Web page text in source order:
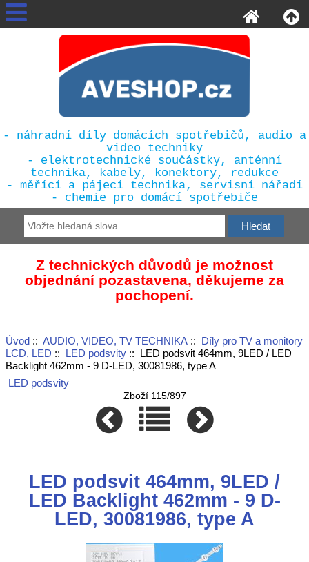
- náhradní díly domácích spotřebičů, audio a
video techniky
- elektrotechnické součástky, anténní
technika, kabely, konektory, redukce
- měřící a pájecí technika, servisní nářadí
- chemie pro domácí spotřebiče
Z technických důvodů je možnost
objednání pozastavena, děkujeme za
pochopení.
Úvod:: AUDIO, VIDEO, TV TECHNIKA:: Díly pro TV a monitory
LCD, LED :: LED podsvity:: LED podsvit 464mm, 9LED / LED
Backlight 462mm - 9 D-LED, 30081986, type A
LED podsvity
Zboží 115/897
LED podsvit 464mm, 9LED /
LED Backlight 462mm - 9 D-
LED, 30081986, type A